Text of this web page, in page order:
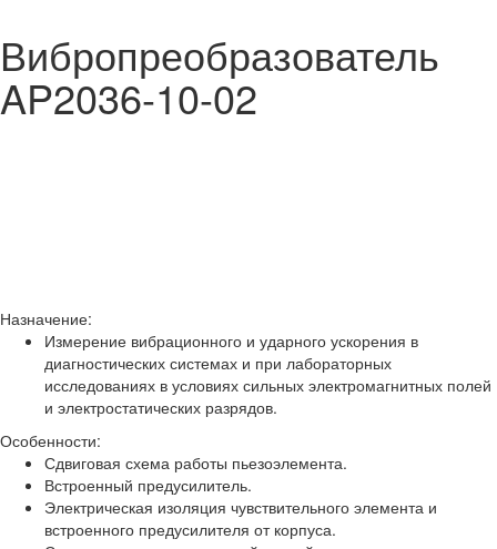
Вибропреобразователь
AP2036-10-02
Назначение:
Измерение вибрационного и ударного ускорения в
диагностических системах и при лабораторных
исследованиях в условиях сильных электромагнитных полей
и электростатических разрядов.
Особенности:
Сдвиговая схема работы пьезоэлемента.
Встроенный предусилитель.
Электрическая изоляция чувствительного элемента и
встроенного предусилителя от корпуса.